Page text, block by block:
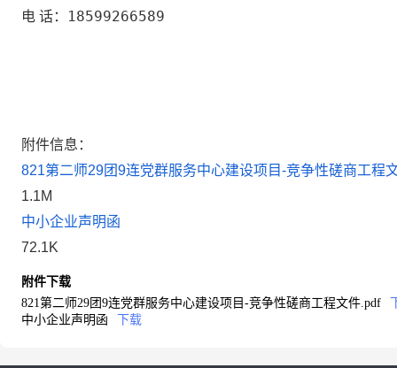
电 话： 18599266589
附件信息：
821第二师29团9连党群服务中心建设项目-竞争性磋商工程
1.1M
中小企业声明函
72.1K
附件下载
821第二师29团9连党群服务中心建设项目-竞争性磋商工程文件.pdf
中小企业声明函
下载